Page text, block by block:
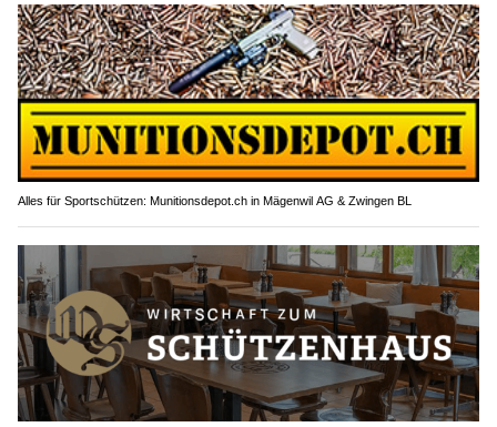
Alles für Sportschützen: Munitionsdepot.ch in Mägenwil AG & Zwingen BL